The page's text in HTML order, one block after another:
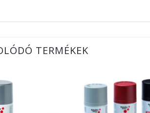
TERMÉKEK